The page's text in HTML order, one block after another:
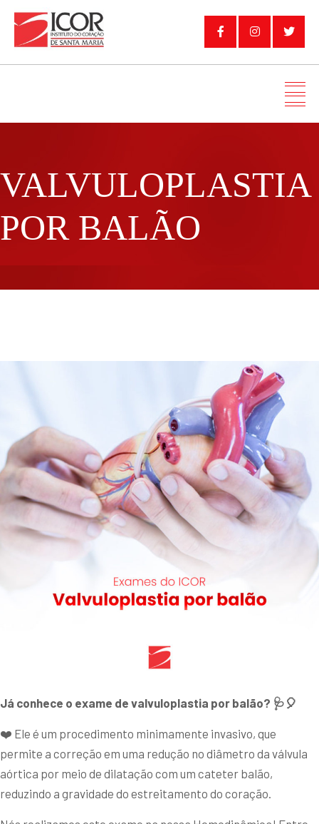
VALVULOPLASTIA
POR BALÃO
Já conhece o exame de valvuloplastia por balão? 🩺🎈
❤️ Ele é um procedimento minimamente invasivo, que
permite a correção em uma redução no diâmetro da válvula
aórtica por meio de dilatação com um cateter balão,
reduzindo a gravidade do estreitamento do coração.